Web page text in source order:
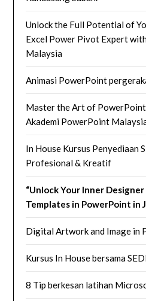
Unlock the Full Potential of
Excel Power Pivot Expert
Malaysia
Animasi PowerPoint
Master the Art of
Akademi PowerPoint
In House Kursus Penyediaan
Profesional & Kreatif
“Unlock Your Inner
Templates in PowerPoint in
Digital Artwork and Image in
Kursus In House bersama
8 Tip berkesan latihan